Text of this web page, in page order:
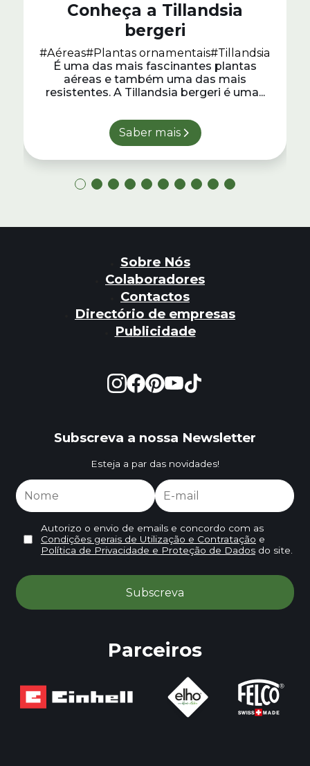
Conheça a Tillandsia
bergeri
#Aéreas#Plantas ornamentais#Tillandsia
É uma das mais fascinantes plantas
aéreas e também uma das mais
resistentes. A Tillandsia bergeri é uma...
Saber mais
Sobre Nós
Colaboradores
Contactos
Directório de empresas
Publicidade
Subscreva a nossa Newsletter
Esteja a par das novidades!
Autorizo o envio de emails e concordo com as
Condições gerais de Utilização e Contratação e
Política de Privacidade e Proteção de Dadosdo site.
Parceiros